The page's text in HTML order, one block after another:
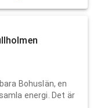
Bohuslän, en
energi. Det är